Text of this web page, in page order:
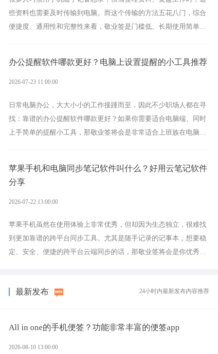
些资料也需要及时传输到电脑。而这个传输的方法五花八门，综合
便捷度、通用性和完整性来看，敬业签是门槛低、长期使用简单的
办公提醒软件哪款更好？电脑上设置提醒的小工具推荐
2026-07-23 11:00:00
日常电脑办公，大大小小的工作接踵而至，因此不少职场人都在寻
找：靠谱的办公提醒软件哪款更好？如果你需要适合电脑端、同时
上手简单的提醒小工具，那敬业签将会是非常适合上班族在电脑上
苹果手机和电脑同步笔记软件叫什么？好用云笔记软件
分享
2026-07-22 13:00:00
苹果手机虽然在使用体验上非常优秀，但却因为生态独立，很难找
到更加靠谱的跨平台同步工具。尤其是随手记录的记事本，想要稳
定、安全、便捷的跨平台云端同步的话，那敬业签将会是你优秀的
最新发布 24小时内最新发布内容推荐
All in one的手机便签？功能非常丰富的便签app
2026-08-10 13:00:00